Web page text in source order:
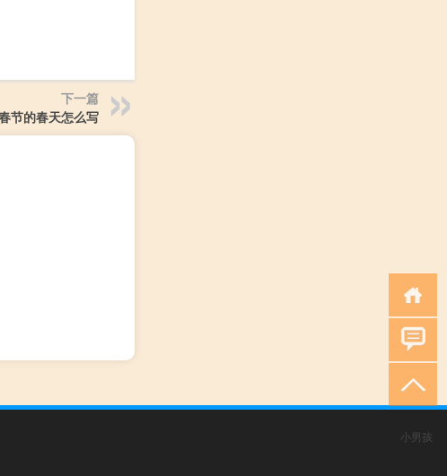
下一篇
节的春天怎么写
小男孩